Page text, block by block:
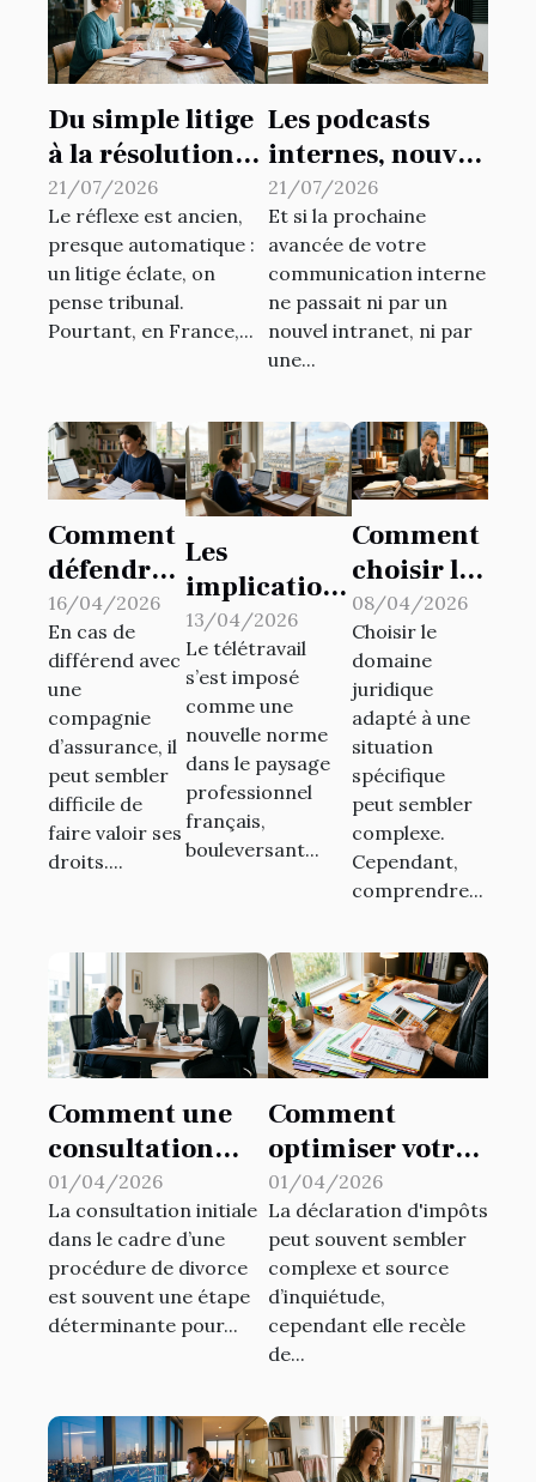
Du simple litige
à la résolution
amiable :
repenser ses
réflexes
juridiques
21/07/2026
Le réflexe est ancien,
presque automatique :
un litige éclate, on
pense tribunal.
Pourtant, en France,...
Les podcasts
internes, nouvel
outil
insoupçonné de
dynamisation de
la
communication
d’entreprise
21/07/2026
Et si la prochaine
avancée de votre
communication interne
ne passait ni par un
nouvel intranet, ni par
une...
Comment
défendre
vos droits
en cas de
litige avec
votre
assureur
?
16/04/2026
En cas de
différend avec
une
compagnie
d’assurance, il
peut sembler
difficile de
faire valoir ses
droits....
Les
implications
juridiques
du
télétravail
en France
13/04/2026
Le télétravail
s’est imposé
comme une
nouvelle norme
dans le paysage
professionnel
français,
bouleversant...
Comment
choisir le
bon
domaine
juridique
pour votre
cas ?
08/04/2026
Choisir le
domaine
juridique
adapté à une
situation
spécifique
peut sembler
complexe.
Cependant,
comprendre...
Comment une
consultation
initiale peut
orienter votre
procédure de
divorce ?
01/04/2026
La consultation initiale
dans le cadre d’une
procédure de divorce
est souvent une étape
déterminante pour...
Comment
optimiser votre
déclaration
d'impôts pour
maximiser les
retours ?
01/04/2026
La déclaration d'impôts
peut souvent sembler
complexe et source
d’inquiétude,
cependant elle recèle
de...